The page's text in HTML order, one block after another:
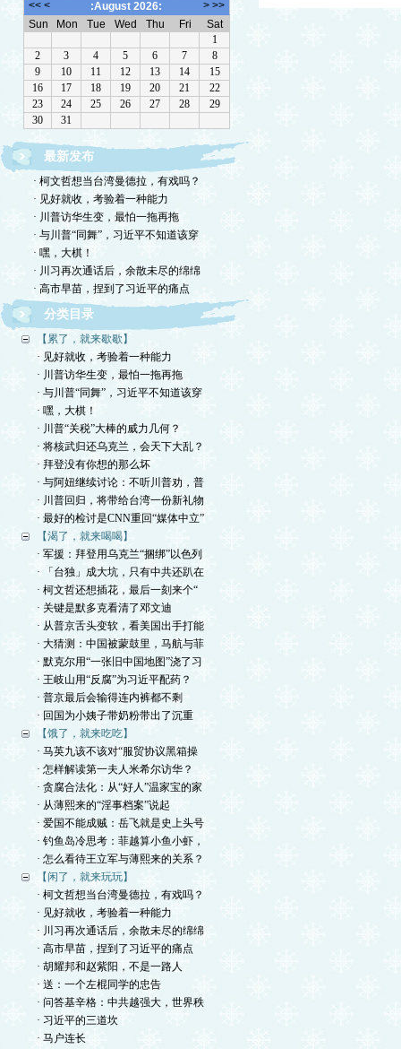
最新发布
· 柯文哲想当台湾曼德拉，有戏吗？
· 见好就收，考验着一种能力
· 川普访华生变，最怕一拖再拖
· 与川普“同舞”，习近平不知道该穿
· 嘿，大棋！
· 川习再次通话后，余散未尽的绵绵
· 高市早苗，捏到了习近平的痛点
分类目录
【累了，就来歇歇】
· 见好就收，考验着一种能力
· 川普访华生变，最怕一拖再拖
· 与川普“同舞”，习近平不知道该穿
· 嘿，大棋！
· 川普“关税”大棒的威力几何？
· 将核武归还乌克兰，会天下大乱？
· 拜登没有你想的那么坏
· 与阿妞继续讨论：不听川普劝，普
· 川普回归，将带给台湾一份新礼物
· 最好的检讨是CNN重回“媒体中立”
【渴了，就来喝喝】
· 军援：拜登用乌克兰“捆绑”以色列
· 「台独」成大坑，只有中共还趴在
· 柯文哲还想插花，最后一刻来个“
· 关键是默多克看清了邓文迪
· 从普京舌头变软，看美国出手打能
· 大猜测：中国被蒙鼓里，马航与菲
· 默克尔用“一张旧中国地图”浇了习
· 王岐山用“反腐”为习近平配药？
· 普京最后会输得连内裤都不剩
· 回国为小姨子带奶粉带出了沉重
【饿了，就来吃吃】
· 马英九该不该对“服贸协议黑箱操
· 怎样解读第一夫人米希尔访华？
· 贪腐合法化：从“好人”温家宝的家
· 从薄熙来的“淫事档案”说起
· 爱国不能成贼：岳飞就是史上头号
· 钓鱼岛冷思考：菲越算小鱼小虾，
· 怎么看待王立军与薄熙来的关系？
【闲了，就来玩玩】
· 柯文哲想当台湾曼德拉，有戏吗？
· 见好就收，考验着一种能力
· 川习再次通话后，余散未尽的绵绵
· 高市早苗，捏到了习近平的痛点
· 胡耀邦和赵紫阳，不是一路人
· 送：一个左棍同学的忠告
· 问答基辛格：中共越强大，世界秩
· 习近平的三道坎
· 马户连长